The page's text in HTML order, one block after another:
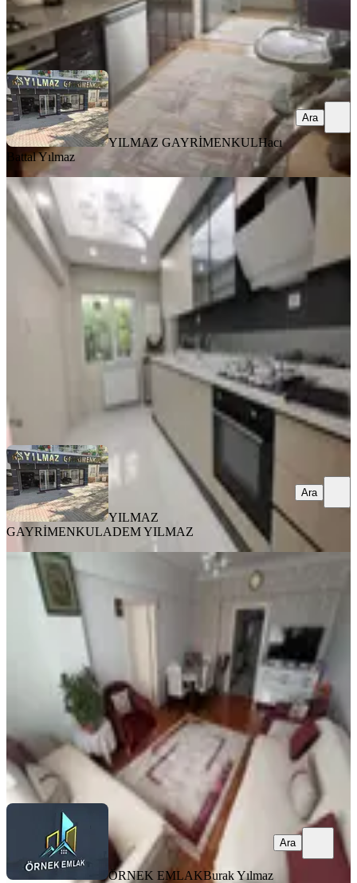
YILMAZ GAYRİMENKUL Hacı Battal Yılmaz
Ara
YILMAZ GAYRİMENKULHacı
Battal Yılmaz
Ara
MANZARALI
Yılmaz Gayrimenkul Den Mareşal
Çakmak Mah 3+1 Lüx Yapılı Yüksek
Giriş 3.799 Pz Kupon Daire
Sincan, Maraşal Çakmak Mahallesi
3+1· 124 m² Yüksek giriş 04.08.2026
3.799.000 ₺
YILMAZ GAYRİMENKUL ADEM YILMAZ
Ara
YILMAZ
GAYRİMENKULADEM YILMAZ
Ara
MANZARALI
Mareşal Çakmak Mahallesi'nden
Fırsat Satılık Daire
Sincan, Maraşal Çakmak Mahallesi
3. Kat 03.08.2026
3.139.000 ₺
ÖRNEK EMLAKBurak Yılmaz
Ara
ÖRNEK EMLAKBurak Yılmaz
Ara